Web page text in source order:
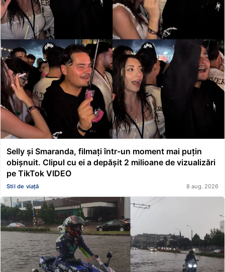
Selly și Smaranda, filmați într-un moment mai puțin
obișnuit. Clipul cu ei a depășit 2 milioane de vizualizări
pe TikTok VIDEO
Stil de viață 8 aug. 2026